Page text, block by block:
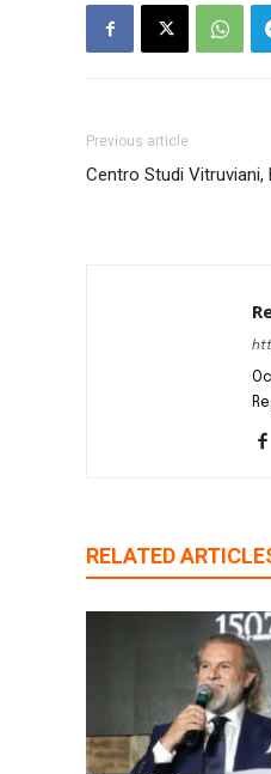
Previous article
Centro Studi
RELATED